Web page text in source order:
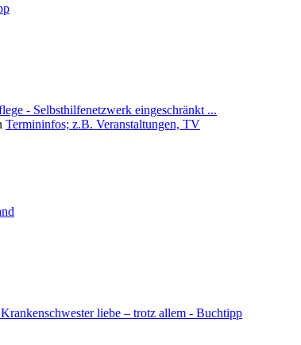
- Selbsthilfenetzwerk eingeschränkt ...
Termininfos; z.B. Veranstaltungen, TV
liebe – trotz allem - Buchtipp